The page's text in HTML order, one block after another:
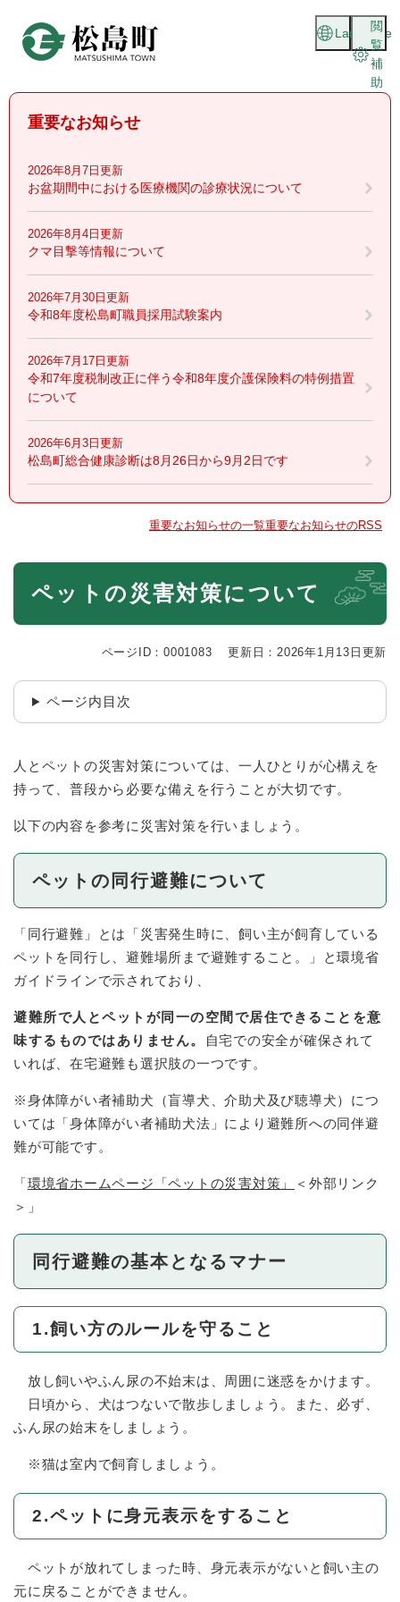
頭
閲
覧
補
助
Language
重要なお知らせ
2026年8月7日更新
お盆期間中における医療機関の診療状況について
2026年8月4日更新
クマ目撃等情報について
2026年7月30日更新
令和8年度松島町職員採用試験案内
2026年7月17日更新
令和7年度税制改正に伴う令和8年度介護保険料の特例措置
について
2026年6月3日更新
松島町総合健康診断は8月26日から9月2日です
重要なお知らせの一覧重要なお知らせのRSS
本
ペットの災害対策について
ページID：0001083 更新日：2026年1月13日更新
ページ内目次
人とペットの災害対策については、一人ひとりが心構えを
持って、普段から必要な備えを行うことが大切です。
以下の内容を参考に災害対策を行いましょう。
ペットの同行避難について
「同行避難」とは「災害発生時に、飼い主が飼育している
ペットを同行し、避難場所まで避難すること。」と環境省
ガイドラインで示されており、
避難所で人とペットが同一の空間で居住できることを意
味するものではありません。
自宅での安全が確保されて
いれば、在宅避難も選択肢の一つです。
※身体障がい者補助犬（盲導犬、介助犬及び聴導犬）につ
いては「身体障がい者補助犬法」により避難所への同伴避
難が可能です。
「環境省ホームページ「ペットの災害対策」
＜外部リンク
＞ 」
同行避難の基本となるマナー
1.飼い方のルールを守ること
放し飼いやふん尿の不始末は、周囲に迷惑をかけます。
日頃から、犬はつないで散歩しましょう。また、必ず、
ふん尿の始末をしましょう。
※猫は室内で飼育しましょう。
2.ペットに身元表示をすること
ペットが放れてしまった時、身元表示がないと飼い主の
元に戻ることができません。